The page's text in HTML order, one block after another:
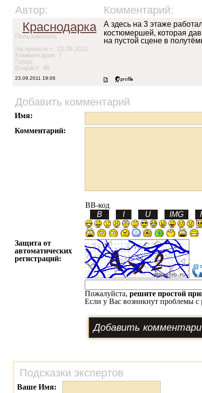
Автор: Комментарий:
Краснодарка
Пользователь
На проекте с: 23.09.2011
Комментарии: 7
Город:
Возраст: 48
А здесь на 3 этаже
костюмершей, которая
на пустой сцене в
23.09.2011 19:06
Добавить комментарий
Имя:
Комментарий:
BB-код
Защита от
автоматических
регистраций:
Пожалуйста, решите простой
Если у Вас возникнут проблемы с
Подсказки экспертов
Ваше Имя: